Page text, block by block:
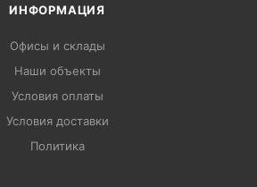
ИНФОРМАЦИЯ
Офисы и склады
Наши объекты
Условия оплаты
Условия доставки
Политика